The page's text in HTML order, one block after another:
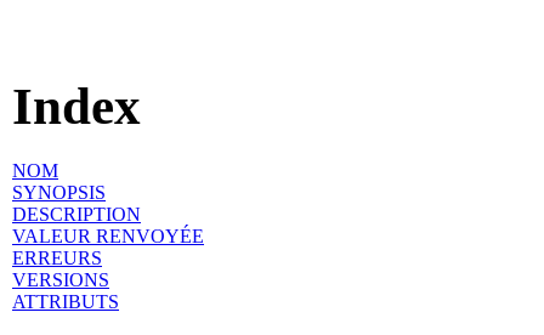
Index
NOM
SYNOPSIS
DESCRIPTION
VALEUR RENVOYÉE
ERREURS
VERSIONS
ATTRIBUTS